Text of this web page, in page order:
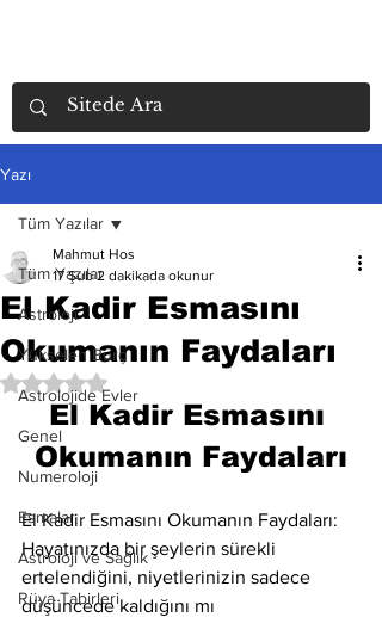
Yazı
Tüm Yazılar
Astroloji
Yükselen Burç
Astrolojide Evler
Genel
Numeroloji
Esmalar
Astroloji ve Sağlık
Rüya Tabirleri
Tüm Yazılar
El Kadir Esmasını
Okumanın Faydaları
Mahmut Hos
17 Şub 2 dakikada okunur
5 üzerinden NaN yıldız
El Kadir Esmasını
Okumanın Faydaları
El Kadir Esmasını Okumanın Faydaları:
Hayatınızda bir şeylerin sürekli
ertelendiğini, niyetlerinizin sadece
düşüncede kaldığını mı